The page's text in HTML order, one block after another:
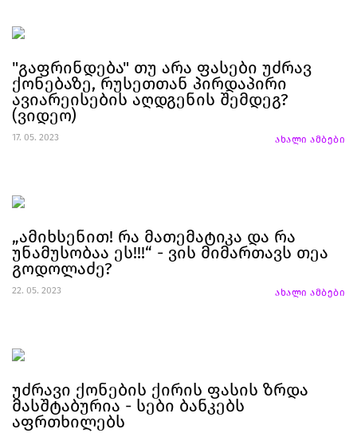
"გაფრინდება" თუ არა ფასები უძრავ
ქონებაზე, რუსეთთან პირდაპირი
ავიარეისების აღდგენის შემდეგ?
(ვიდეო)
17. 05. 2023 ახალი ამბები
„ამიხსენით! რა მათემატიკა და რა
უნამუსობაა ეს!!!“ - ვის მიმართავს თეა
გოდოლაძე?
22. 05. 2023 ახალი ამბები
უძრავი ქონების ქირის ფასის ზრდა
მასშტაბურია - სები ბანკებს
აფრთხილებს